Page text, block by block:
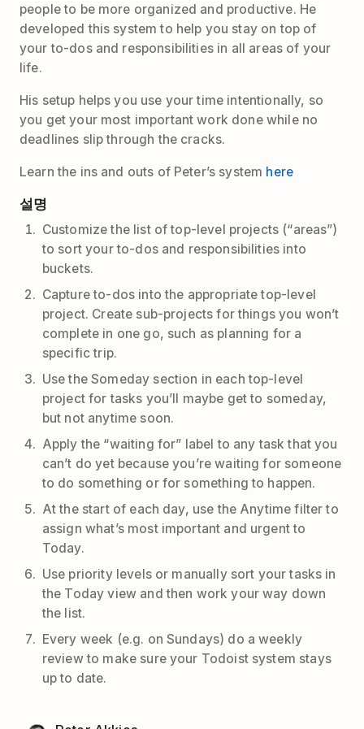
people to be more organized and productive. He
developed this system to help you stay on top of
your to-dos and responsibilities in all areas of your
life.
His setup helps you use your time intentionally, so
you get your most important work done while no
deadlines slip through the cracks.
Learn the ins and outs of Peter’s system here
설명
Customize the list of top-level projects (“areas”)
to sort your to-dos and responsibilities into
buckets.
Capture to-dos into the appropriate top-level
project. Create sub-projects for things you won’t
complete in one go, such as planning for a
specific trip.
Use the Someday section in each top-level
project for tasks you’ll maybe get to someday,
but not anytime soon.
Apply the “waiting for” label to any task that you
can’t do yet because you’re waiting for someone
to do something or for something to happen.
At the start of each day, use the Anytime filter to
assign what’s most important and urgent to
Today.
Use priority levels or manually sort your tasks in
the Today view and then work your way down
the list.
Every week (e.g. on Sundays) do a weekly
review to make sure your Todoist system stays
up to date.